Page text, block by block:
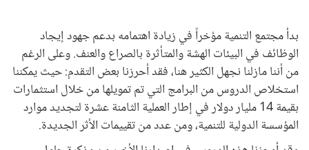
بدأ مجتمع التنمية مؤخراً في زيادة اهتمامه بدعم جهود إيجاد
الوظائف في البيئات الهشة والمتأثرة بالصراع والعنف. وعلى الرغم
من أننا مازلنا نجهل الكثير هنا، فقد أحرزنا بعض التقدم: حيث يمكننا
استخلاص الدروس من البرامج التي تم تمويلها من خلال استثمارات
بقيمة 14 مليار دولار في إطار العملية الثامنة عشرة لتجديد موارد
المؤسسة الدولية للتنمية، ومن عدد من تقييمات الأثر الجديدة.